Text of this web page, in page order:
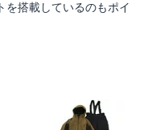
を搭載しているのもポイ